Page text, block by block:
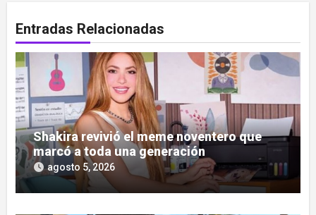
Entradas Relacionadas
Shakira revivió el meme noventero que
marcó a toda una generación
agosto 5, 2026